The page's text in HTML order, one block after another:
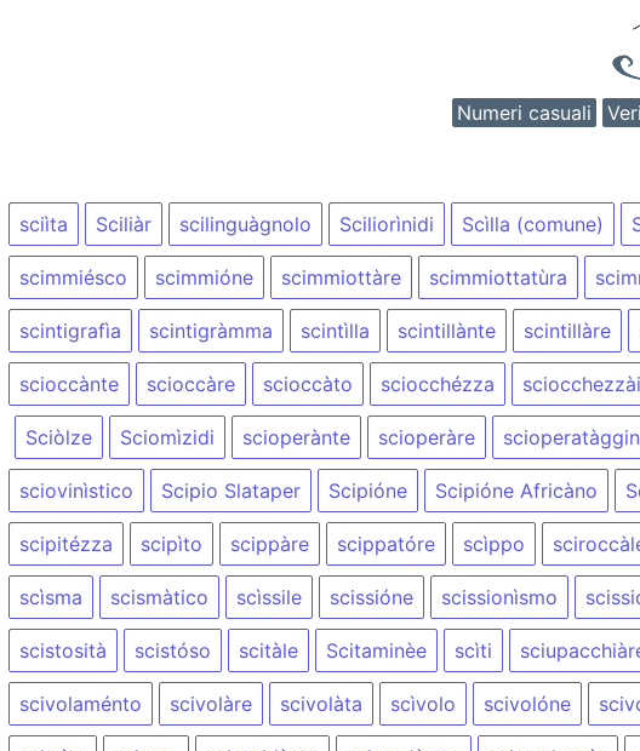
Numeri casuali
sciìta Sciliàr scilinguàgnolo Sciliorìnidi Scìlla (comune)
scimmiésco scimmióne scimmiottàre scimmiottatùra
scintigrafìa scintigràmma scintìlla scintillànte scintillàre
scioccànte scioccàre scioccàto sciocchézza
Sciòlze Sciomìzidi scioperànte scioperàre
sciovinìstico Scipio Slataper Scipióne Scipióne Africàno
scipitézza scipìto scippàre scippatóre scìppo
scìsma scismàtico scìssile scissióne scissionìsmo
scistosità scistóso scitàle Scitaminèe scìti
scivolaménto scivolàre scivolàta scìvolo scivolóne